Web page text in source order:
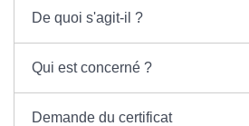
De quoi s'agit-il ?
Qui est concerné ?
Demande du certificat